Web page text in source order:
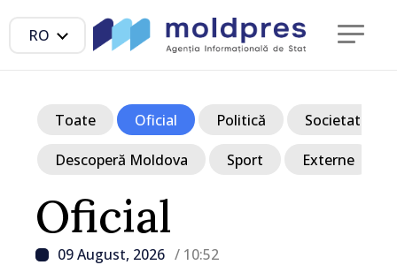
RO
Oficial
09 August, 2026 / 10:52
Toate Oficial Politică Societate
Descoperă Moldova Sport Externe